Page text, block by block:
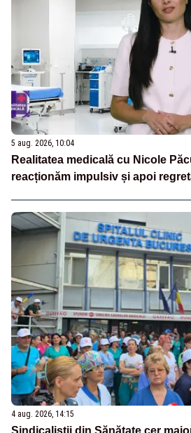
5 aug. 2026, 10:04
Realitatea medicală cu Nicole
reacționăm impulsiv și apoi
4 aug. 2026, 14:15